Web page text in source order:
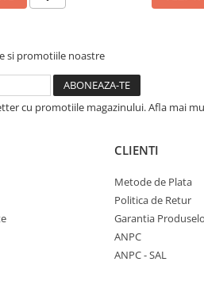
si promotiile noastre
cu promotiile magazinului. Afla mai
CLIENTI
Metode de Plata
Politica de Retur
Garantia
ANPC
ANPC - SAL